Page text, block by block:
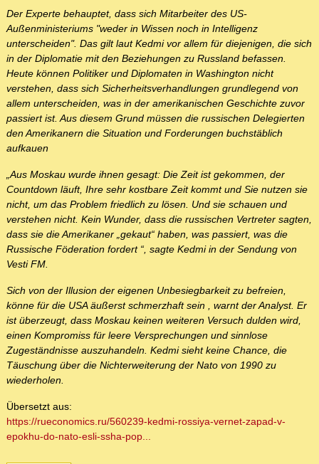
Der Experte behauptet, dass sich Mitarbeiter des US-
Außenministeriums "weder in Wissen noch in Intelligenz
unterscheiden". Das gilt laut Kedmi vor allem für diejenigen, die sich
in der Diplomatie mit den Beziehungen zu Russland befassen.
Heute können Politiker und Diplomaten in Washington nicht
verstehen, dass sich Sicherheitsverhandlungen grundlegend von
allem unterscheiden, was in der amerikanischen Geschichte zuvor
passiert ist. Aus diesem Grund müssen die russischen Delegierten
den Amerikanern die Situation und Forderungen buchstäblich
aufkauen
„Aus Moskau wurde ihnen gesagt: Die Zeit ist gekommen, der
Countdown läuft, Ihre sehr kostbare Zeit kommt und Sie nutzen sie
nicht, um das Problem friedlich zu lösen. Und sie schauen und
verstehen nicht. Kein Wunder, dass die russischen Vertreter sagten,
dass sie die Amerikaner „gekaut“ haben, was passiert, was die
Russische Föderation fordert “, sagte Kedmi in der Sendung von
Vesti FM.
Sich von der Illusion der eigenen Unbesiegbarkeit zu befreien,
könne für die USA äußerst schmerzhaft sein , warnt der Analyst. Er
ist überzeugt, dass Moskau keinen weiteren Versuch dulden wird,
einen Kompromiss für leere Versprechungen und sinnlose
Zugeständnisse auszuhandeln. Kedmi sieht keine Chance, die
Täuschung über die Nichterweiterung der Nato von 1990 zu
wiederholen.
Übersetzt aus:
https://rueconomics.ru/560239-kedmi-rossiya-vernet-zapad-v-
epokhu-do-nato-esli-ssha-pop...